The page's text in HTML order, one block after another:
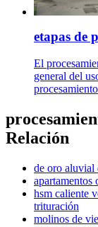
etapas de
El
general del
Relación
de oro aluvial
apartamentos
hsm caliente
trituración
molinos de